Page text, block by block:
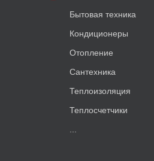
Бытовая техника
Кондиционеры
Отопление
Сантехника
Теплоизоляция
Теплосчетчики